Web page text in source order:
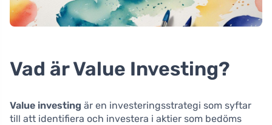
Vad är Value Investing?
Value investing är en investeringsstrategi som syftar
till att identifiera och investera i aktier som bedöms